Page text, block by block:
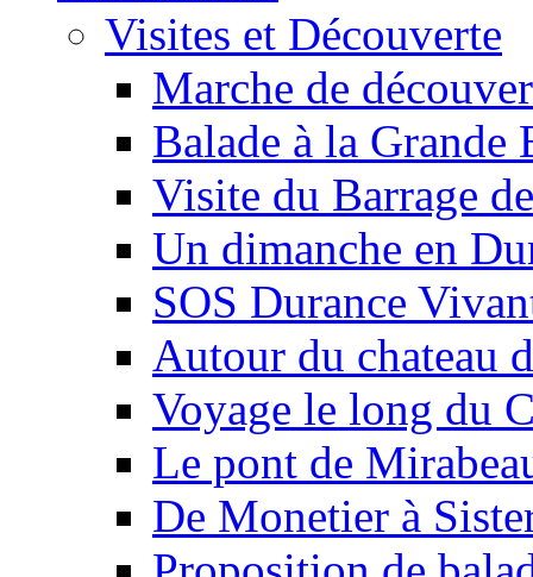
Visites et Découverte
Marche de
Balade à la Grande
Visite du Barrage
Un dimanche en
SOS Durance
Autour du chateau
Voyage le long du
Le pont de
De Monetier à